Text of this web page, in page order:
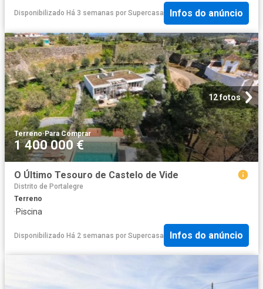
Disponibilizado Há 3 semanas por Supercasa Infos do anúncio
12 fotos
Terreno·Para Comprar
1 400 000 €
O Último Tesouro de Castelo de Vide
Distrito de Portalegre
Terreno
·Piscina
Disponibilizado Há 2 semanas por Supercasa Infos do anúncio